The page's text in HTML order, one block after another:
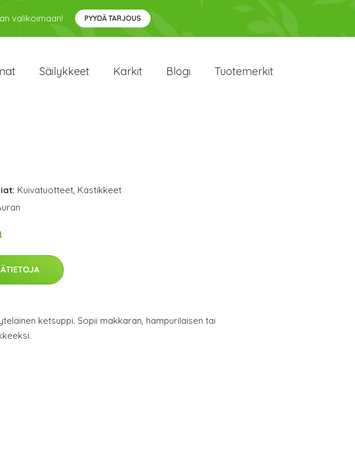
valikoimaan! PYYDÄ TARJOUS
Säilykkeet Karkit Blogi Tuotemerkit
Kuivatuotteet, Kastikkeet
ketsuppi. Sopii makkaran, hampurilaisen tai